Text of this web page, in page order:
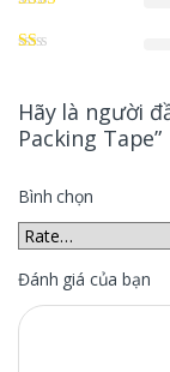
Hãy là người
Packing Tape”
Bình chọn
Đánh giá của bạn